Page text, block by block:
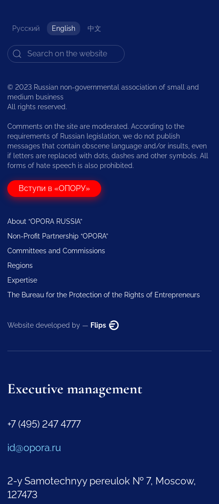
Русский English 中文
© 2023 Russian non-governmental association of small and
medium business
All rights reserved.
Comments on the site are moderated. According to the
requirements of Russian legislation, we do not publish
messages that contain obscene language and/or insults, even
if letters are replaced with dots, dashes and other symbols. All
forms of hate speech is also prohibited.
Вступи в «ОПОРУ»
About “OPORA RUSSIA”
Non-Profit Partnership “OPORA”
Committees and Commissions
Regions
Expertise
The Bureau for the Protection of the Rights of Entrepreneurs
Website developed by — Flips
Executive management
+7 (495) 247 4777
id@opora.ru
2-y Samotechnyy pereulok № 7, Moscow,
127473